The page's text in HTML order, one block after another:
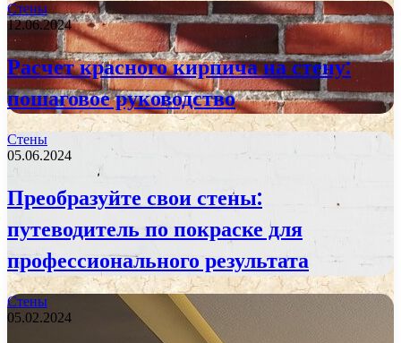
Стены
12.06.2024
Расчет красного кирпича на стену:
пошаговое руководство
Стены
05.06.2024
Преобразуйте свои стены:
путеводитель по покраске для
профессионального результата
Стены
05.02.2024